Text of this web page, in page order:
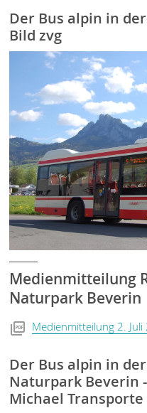
Der Bus alpin in
Bild zvg
Medienmitteilung
Naturpark Beverin
Medienmitteilung 2. Juli
Der Bus alpin in
Naturpark Beverin
Michael Transporte